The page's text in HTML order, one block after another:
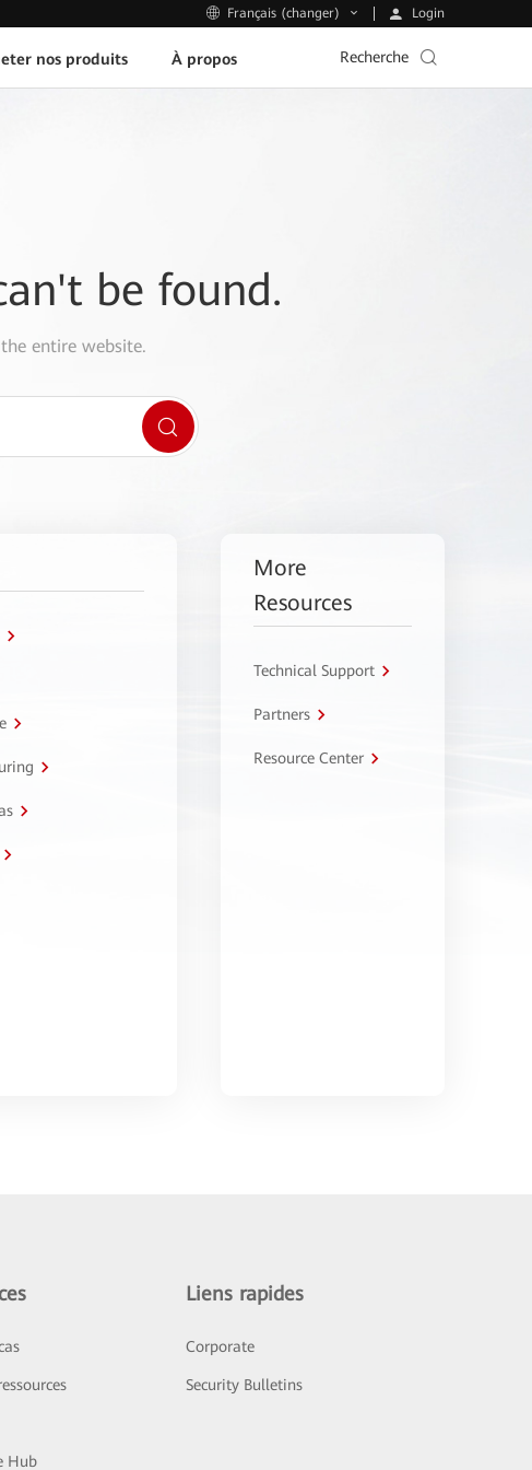
Français (changer) Login
nos produits À propos Recherche
be found.
entire website.
More
Resources
Technical Support
Partners
Resource Center
Hub
Liens rapides
Corporate
Security Bulletins